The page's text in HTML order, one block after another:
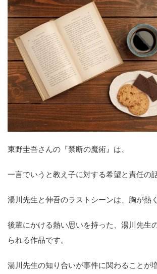
東野圭吾さんの『禁断の魔術』は、
一言でいうと教え子に対する希望と責任の話
湯川先生と伸吾のラストシーンは、胸が熱
後輩にかける熱い思いを持った、湯川先生
られる作品です。
湯川先生の知り合いが事件に関わることが